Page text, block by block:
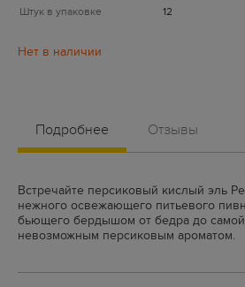
Штук в упаковке
12
Подробнее Отзывы
Встречайте персиковый кислый эль
нежного освежающего питьевого
бьющего бердышом от бедра до самой
невозможным персиковым ароматом.